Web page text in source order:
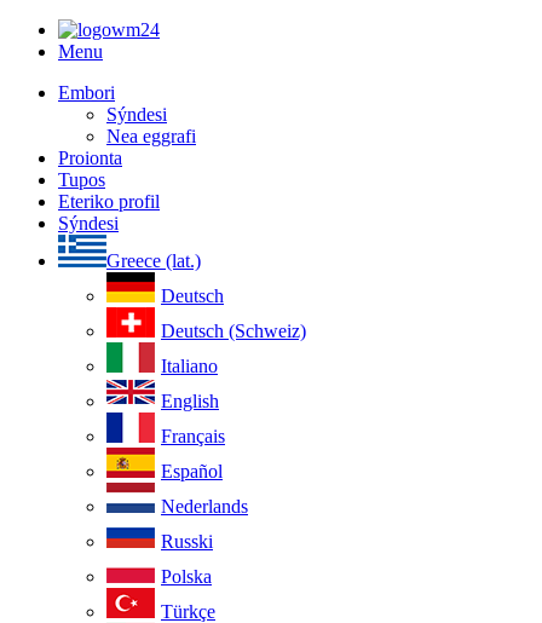
Menu
Embori
Sýndesi
Nea eggrafi
Proionta
Tupos
Eteriko profil
Sýndesi
Greece (lat.)
Deutsch
Deutsch (Schweiz)
Italiano
English
Français
Español
Nederlands
Russki
Polska
Türkçe